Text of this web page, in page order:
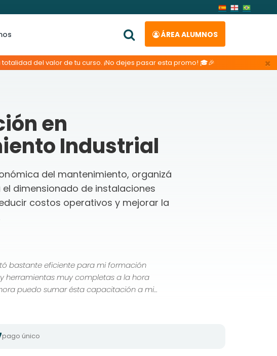
ÁREA ALUMNOS
×
del valor de tu curso. ¡No dejes pasar esta promo! 🎓🎉
en
Industrial
del mantenimiento, organizá
dimensionado de instalaciones
costos operativos y mejorar la
bastante eficiente para mi formación
herramientas muy completas a la hora
puedo sumar ésta capacitación a mi
pago único